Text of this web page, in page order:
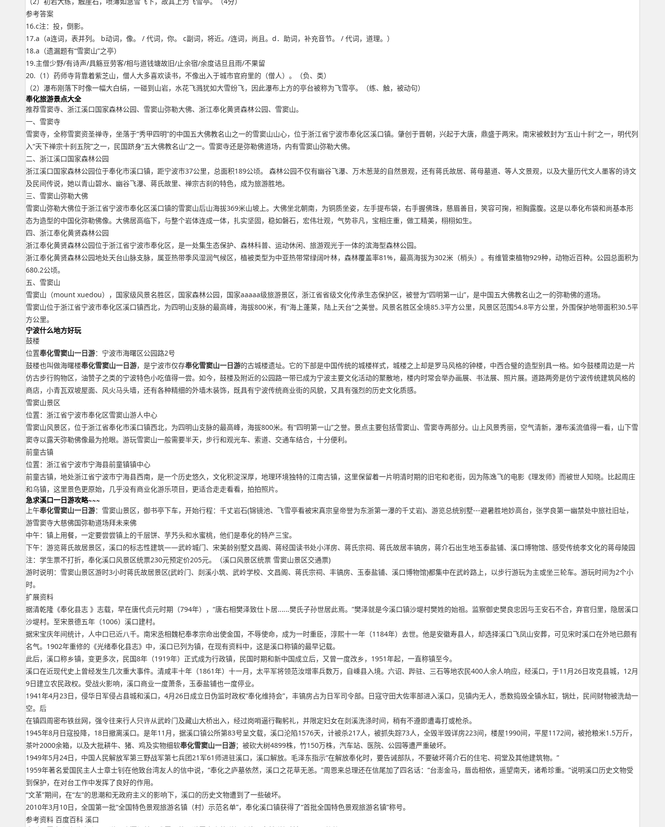
参考答案
16.c注：投，倒影。
17.a（a连词，表并列。 b动词，像。 / 代词，你。 c副词，将近。/连词，尚且。d．助词，补充音节。 / 代词，道理。）
18.a（遗漏题有“雪窦山”之亭）
19.主僧少野/有诗声/具觞豆劳客/相与道钱塘故旧/止余宿/余度诘旦且雨/不果留
20.（1）药师寺背靠着紫芝山，僧人大多喜欢读书，不像出入于城市官府里的（僧人）。（负、类）
（2）瀑布刚落下时像一幅大白绢，一碰到山岩，水花飞溅犹如大雪纷飞，因此瀑布上方的亭台被称为飞雪亭。（练、触，被动句）
奉化旅游景点大全
推荐雪窦寺、浙江溪口国家森林公园、雪窦山弥勒大佛、浙江奉化黄贤森林公园、雪窦山。
一、雪窦寺
雪窦寺，全称雪窦资圣禅寺，坐落于“秀甲四明”的中国五大佛教名山之一的雪窦山山心，位于浙江省宁波市奉化区溪口镇。肇创于晋朝，兴起于大唐，鼎盛于两宋。南宋被敕封为“五山十刹”之一，明代列
入“天下禅宗十刹五院”之一，民国跻身“五大佛教名山”之一。雪窦寺还是弥勒佛道场，内有雪窦山弥勒大佛。
二、浙江溪口国家森林公园
浙江溪口国家森林公园位于奉化市溪口镇，距宁波市37公里，总面积189公顷。 森林公园不仅有幽谷飞瀑、万木葱茏的自然景观，还有蒋氏故居、蒋母墓道、等人文景观，以及大量历代文人墨客的诗文
及民间传说，她以青山碧水、幽谷飞瀑、蒋氏故里、禅宗古刹的特色，成为旅游胜地。
三、雪窦山弥勒大佛
雪窦山弥勒大佛位于浙江省宁波市奉化区溪口镇的雪窦山后山海拔369米山坡上。大佛坐北朝南，为铜质坐姿，左手提布袋，右手握佛珠，慈眉善目，笑容可掬，袒胸露腹。这是以奉化布袋和尚基本形
态为造型的中国化弥勒佛像。大佛居高临下，与整个岩体连成一体，扎实坚固，稳如磐石，宏伟壮观，气势非凡，宝相庄重，做工精美，栩栩如生。
四、浙江奉化黄贤森林公园
浙江奉化黄贤森林公园位于浙江省宁波市奉化区，是一处集生态保护、森林科普、运动休闲、旅游观光于一体的滨海型森林公园。
浙江奉化黄贤森林公园地处天台山脉支脉，属亚热带季风湿润气候区，植被类型为中亚热带常绿阔叶林，森林覆盖率81%，最高海拔为302米（梢头）。有维管束植物929种，动物近百种。公园总面积为
680.2公顷。
五、雪窦山
雪窦山（mount xuedou），国家级风景名胜区，国家森林公园，国家aaaaa级旅游景区，浙江省省级文化传承生态保护区，被誉为“四明第一山”，是中国五大佛教名山之一的弥勒佛的道场。
雪窦山位于浙江省宁波市奉化区溪口镇西北，为四明山支脉的最高峰，海拔800米，有“海上蓬莱，陆上天台”之美誉。风景名胜区全境85.3平方公里，风景区范围54.8平方公里，外围保护地带面积30.5平
方公里。
宁波什么地方好玩
鼓楼
位置奉化雪窦山一日游：宁波市海曙区公园路2号
鼓楼也叫做海曙楼奉化雪窦山一日游，是宁波市仅存奉化雪窦山一日游的古城楼遗址。它的下部是中国传统的城楼样式，城楼之上却是罗马风格的钟楼，中西合璧的造型别具一格。如今鼓楼周边是一片
仿古步行购物区，油赞子之类的宁波特色小吃值得一尝。如今，鼓楼及附近的公园路一带已成为宁波主要文化活动的聚散地，楼内时常会举办画展、书法展、照片展。道路两旁是仿宁波传统建筑风格的
商店，小青瓦双坡屋面、风火马头墙，还有各种精细的外墙木装饰，既具有宁波传统商业街的风貌，又具有强烈的历史文化质感。
雪窦山景区
位置：浙江省宁波市奉化区雪窦山游人中心
雪窦山风景区，位于浙江省奉化市溪口镇西北，为四明山支脉的最高峰，海拔800米。有“四明第一山”之誉。景点主要包括雪窦山、雪窦寺两部分。山上风景秀丽，空气清新，瀑布溪流值得一看，山下雪
窦寺以露天弥勒佛像最为抢眼。游玩雪窦山一般需要半天，步行和观光车、索道、交通车结合，十分便利。
前童古镇
位置：浙江省宁波市宁海县前童镇镇中心
前童古镇，地处浙江省宁波市宁海县西南，是一个历史悠久，文化积淀深厚，地理环境独特的江南古镇，这里保留着一片明清时期的旧宅和老街，因为陈逸飞的电影《理发师》而被世人知晓。比起周庄
和乌镇，这里景色更原始，几乎没有商业化游乐项目，更适合走走看看，拍拍照片。
急求溪口一日游攻略~~~
上午奉化雪窦山一日游：雪窦山景区，御书亭下车，开始行程：千丈岩石(锦镜池、飞雪亭看被宋真宗皇帝誉为东浙第一瀑的千丈岩)、游览总统别墅---避暑胜地妙高台，张学良第一幽禁处中旅社旧址，
游雪窦寺大慈佛国弥勒道场拜未来佛
中午：镇上用餐，一定要尝尝镇上的千层饼、芋艿头和水蜜桃，他们是奉化的特产三宝。
下午：游览蒋氏故居景区，溪口的标志性建筑——武岭城门、宋美龄别墅文昌阁、蒋经国读书处小洋房、蒋氏宗祠、蒋氏故居丰镐房，蒋介石出生地玉泰盐铺、溪口博物馆、感受传统孝文化的蒋母陵园
注：学生票不打折，奉化溪口风景区统票230元预定价205元。（溪口风景区统票 雪窦山景区交通票)
游时说明：雪窦山景区游时3小时蒋氏故居景区(武岭门、剡溪小筑、武岭学校、文昌阁、蒋氏宗祠、丰镐房、玉泰盐铺、溪口博物馆)都集中在武岭路上，以步行游玩为主或坐三轮车。游玩时间为2个小
时。
扩展资料
据清乾隆《奉化县志 》志载，早在唐代贞元时期（794年），“唐右相樊泽致仕卜居‥‥‥樊氏子孙世居此焉。”樊泽就是今溪口镇沙堤村樊姓的始祖。监察御史樊良忠因与王安石不合，弃官归里，隐居溪口
沙堤村。至宋景德五年（1006）溪口建村。
据宋宝庆年间统计，人中口已近八千。南宋丞相魏杞奉孝宗命出使金国，不辱使命，成为一时重臣，淳熙十一年（1184年）去世。他是安徽寿县人，却选择溪口飞凤山安葬，可见宋时溪口在外地已颇有
名气。1902年重修的《光绪奉化县志》中，溪口已列为镇，在现有资料中，这是溪口称镇的最早记载。
此后，溪口称乡镇，变更多次，民国8年（1919年）正式成为行政镇，民国时期和新中国成立后，又曾一度改乡，1951年起，一直称镇至今。
溪口在近现代史上曾经发生几次重大事件。清咸丰十年（1861年）十一月，太平军将领范汝增率兵数万，自嵊县入境。六诏、跸驻、三石等地农民400人余人响应，经溪口，于11月26日攻克县城，12月
9日建立农民政权。受战火影响，溪口商业一度萧条，玉泰盐铺也一度停业。
1941年4月23日，侵华日军侵占县城和溪口，4月26日成立日伪监时政权“奉化维持会”，丰镐房占为日军司令部。日寇守田大佐率部进入溪口，见镇内无人，悉数捣毁全镇水缸，锅灶，民间财物被洗劫一
空。后
在镇四周密布铁丝网，强令往来行人只许从武岭门及藏山大桥出入，经过岗哨逼行鞠躬礼，并限定妇女在剡溪洗涤时间，稍有不遵即遭毒打或枪杀。
1945年8月日寇投降，18日撤离溪口。是年11月，据溪口镇公所第83号呈文载，溪口沦陷1576天，计被杀217人，被抓失踪73人，全毁半毁详房223间，楼屋1990间，平屋1172间，被抢粮米1.5万斤，
茶叶2000余箱，以及大批耕牛、猪、鸡及实物细软奉化雪窦山一日游；被砍大树4899株，竹150万株，汽车站、医院、公园等遭严重破坏。
1949年5月24日，中国人民解放军第三野战军第七兵团21军61师进驻溪口，溪口解放。毛泽东指示“在解放奉化时，要告诫部队，不要破坏蒋介石的住宅、祠堂及其他建筑物。”
1959年著名爱国民主人士章士钊在他致台湾友人的信中说，“奉化之庐墓依然，溪口之花草无恙。”周恩来总理还在信尾加了四名话：“台澎金马，唇齿相依，遥望南天，诸希珍重。”说明溪口历史文物受
到保护，在对台工作中发挥了良好的作用。
“文革”期间，在“左”的思潮和无政府主义的影响下，溪口的历史文物遭到了一些破坏。
2010年3月10日，全国第一批“全国特色景观旅游名镇（村）示范名单”，奉化溪口镇获得了“首批全国特色景观旅游名镇”称号。
参考资料 百度百科 溪口